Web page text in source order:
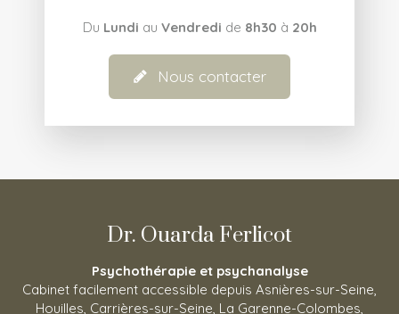
Du Lundi au Vendredi de 8h30 à 20h
Nous contacter
Dr. Ouarda Ferlicot
Psychothérapie et psychanalyse
Cabinet facilement accessible depuis Asnières-sur-Seine,
Houilles, Carrières-sur-Seine, La Garenne-Colombes,